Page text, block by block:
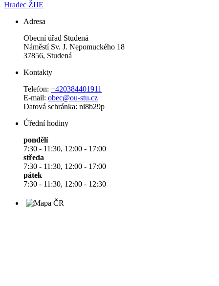
Hradec ŽIJE
Adresa
Obecní úřad Studená
Náměstí Sv. J. Nepomuckého 18
37856, Studená
Kontakty
Telefon: +420384401911
E-mail: obec@ou-stu.cz
Datová schránka: ni8b29p
Úřední hodiny
pondělí
7:30 - 11:30, 12:00 - 17:00
středa
7:30 - 11:30, 12:00 - 17:00
pátek
7:30 - 11:30, 12:00 - 12:30